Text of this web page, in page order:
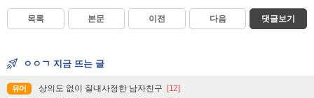
목록 본문 이전 다음 댓글보기
ㅇㅇㄱ 지금 뜨는 글
유머 상의도 없이 질내사정한 남자친구 [12]